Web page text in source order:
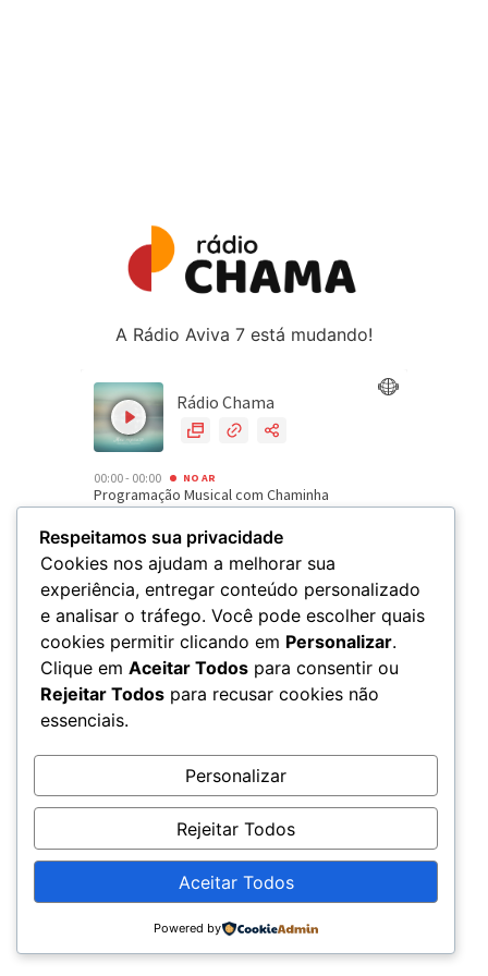
A Rádio Aviva 7 está mudando!
VER NOVO SITE
© 2026 – Rádio Chama - CNPJ: 20.679.360/0001-79
Respeitamos sua privacidade
Cookies nos ajudam a melhorar sua
experiência, entregar conteúdo personalizado
e analisar o tráfego. Você pode escolher quais
cookies permitir clicando em Personalizar.
Clique em Aceitar Todos para consentir ou
Rejeitar Todos para recusar cookies não
essenciais.
Personalizar
Rejeitar Todos
Aceitar Todos
Powered by